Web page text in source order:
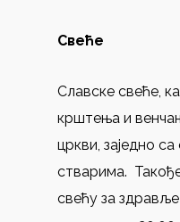
Свеће
Славске свеће,
крштења и
цркви, заједно
стварима.
свећу за здравље